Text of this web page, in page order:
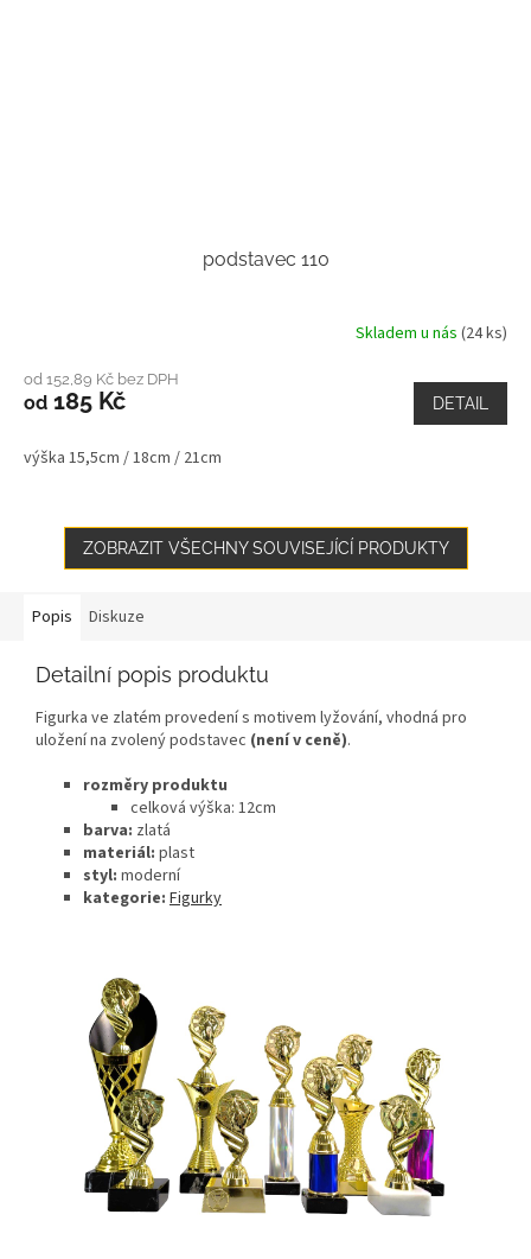
podstavec 110
Skladem u nás (24 ks)
od 152,89 Kč bez DPH
od 185 Kč DETAIL
výška 15,5cm / 18cm / 21cm
ZOBRAZIT VŠECHNY SOUVISEJÍCÍ PRODUKTY
Popis Diskuze
Detailní popis produktu
Figurka ve zlatém provedení s motivem lyžování, vhodná pro
uložení na zvolený podstavec (není v ceně).
rozměry produktu
celková výška: 12cm
barva: zlatá
materiál: plast
styl: moderní
kategorie: Figurky